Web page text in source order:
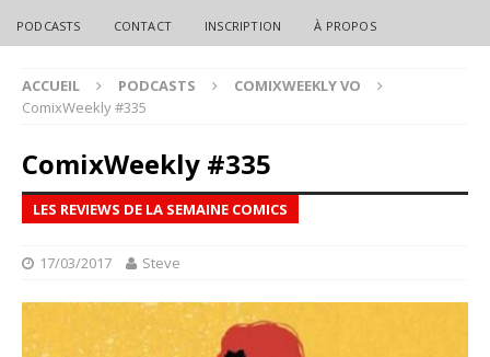
PODCASTS CONTACT INSCRIPTION À PROPOS
ACCUEIL PODCASTS
COMIXWEEKLY VO
ComixWeekly #335
ComixWeekly #335
LES REVIEWS DE LA SEMAINE COMICS
17/03/2017 Steve